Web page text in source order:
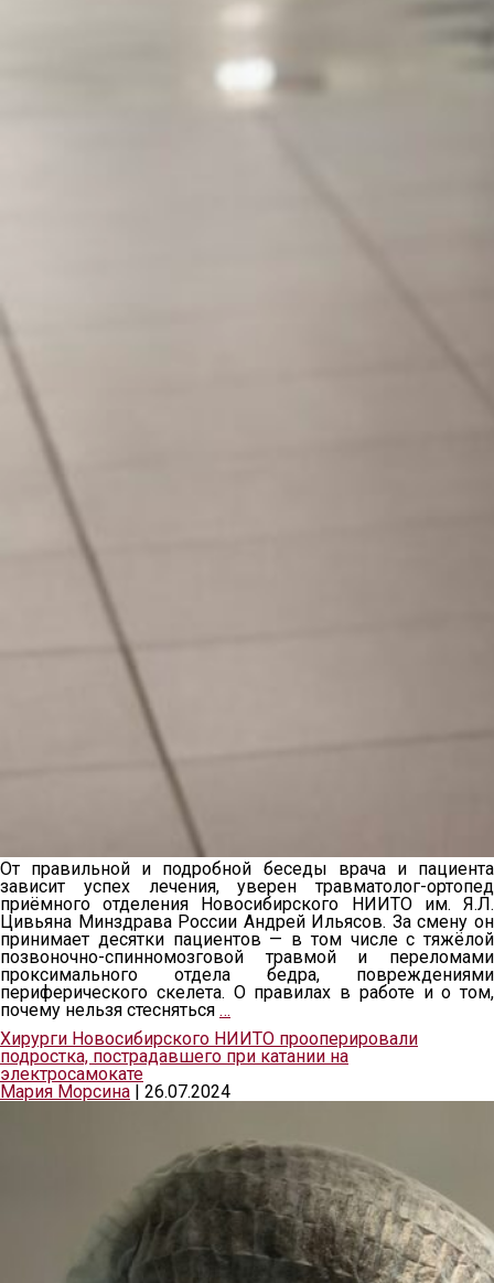
От правильной и подробной беседы врача и пациента
зависит успех лечения, уверен травматолог-ортопед
приёмного отделения Новосибирского НИИТО им. Я.Л.
Цивьяна Минздрава России Андрей Ильясов. За смену он
принимает десятки пациентов — в том числе с тяжёлой
позвоночно-спинномозговой травмой и переломами
проксимального отдела бедра, повреждениями
периферического скелета. О правилах в работе и о том,
почему нельзя стесняться …
Хирурги Новосибирского НИИТО прооперировали
подростка, пострадавшего при катании на
электросамокате
Мария Морсина
26.07.2024